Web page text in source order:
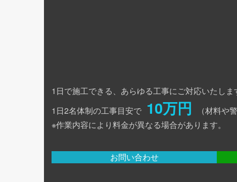
1日で施工できる、あらゆる工事にご対応いたしま
1日2名体制の工事目安で 10万円
（材料や
※作業内容により料金が異なる場合があります。
お問い合わせ